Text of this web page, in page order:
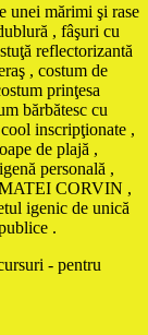
unei mărimi şi rase
, fâşuri cu
reflectorizantă
, costum de
prinţesa
bărbătesc cu
inscripţionate ,
de plajă ,
personală ,
CORVIN ,
igenic de unică
.
- pentru